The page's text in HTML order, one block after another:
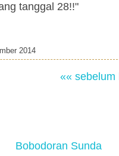
tanggal 28!!"
2014
«« sebelum
Bobodoran Sunda